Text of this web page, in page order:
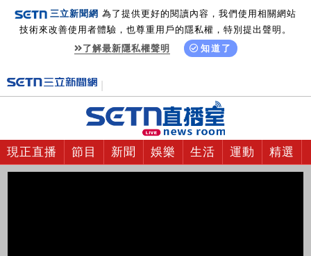
三立新聞網 為了提供更好的閱讀內容，我們使用相關網站
技術來改善使用者體驗，也尊重用戶的隱私權，特別提出聲明。
了解最新隱私權聲明
知道了
現正直播 節目 新聞 娛樂 生活 運動 精選